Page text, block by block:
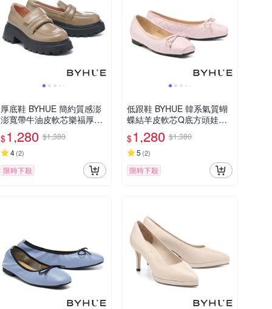
厚底鞋 BYHUE 簡約質感澎
澎寬帶牛油皮軟芯樂福厚底
鞋－綠
$1,280 $1,380
4(2)
限時下殺
低跟鞋 BYHUE 韓系氣質蝴
蝶結羊皮軟芯Q底方頭娃娃
低跟鞋－紫
$1,280 $1,380
5 (2)
限時下殺